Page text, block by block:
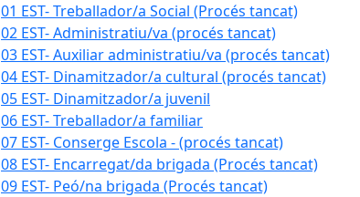
01 EST- Treballador/a Social (Procés tancat)
02 EST- Administratiu/va (procés tancat)
03 EST- Auxiliar administratiu/va (procés tancat)
04 EST- Dinamitzador/a cultural (procés tancat)
05 EST- Dinamitzador/a juvenil
06 EST- Treballador/a familiar
07 EST- Conserge Escola - (procés tancat)
08 EST- Encarregat/da brigada (Procés tancat)
09 EST- Peó/na brigada (Procés tancat)